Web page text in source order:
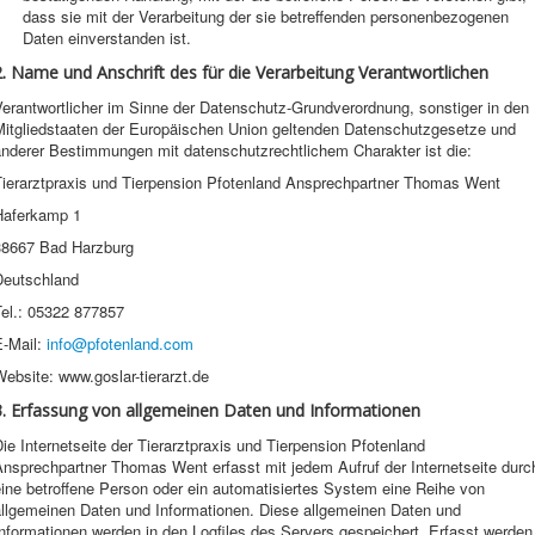
dass sie mit der Verarbeitung der sie betreffenden personenbezogenen
Daten einverstanden ist.
Name und Anschrift des für die Verarbeitung Verantwortlichen
im Sinne der Datenschutz-Grundverordnung, sonstiger in den
der Europäischen Union geltenden Datenschutzgesetze und
Bestimmungen mit datenschutzrechtlichem Charakter ist die:
und Tierpension Pfotenland Ansprechpartner Thomas Went
1
Bad Harzburg
05322 877857
Mail: info@pfotenland.com
www.goslar-tierarzt.de
Erfassung von allgemeinen Daten und Informationen
Internetseite der Tierarztpraxis und Tierpension Pfotenland
Thomas Went erfasst mit jedem Aufruf der Internetseite
betroffene Person oder ein automatisiertes System eine Reihe von
Daten und Informationen. Diese allgemeinen Daten und